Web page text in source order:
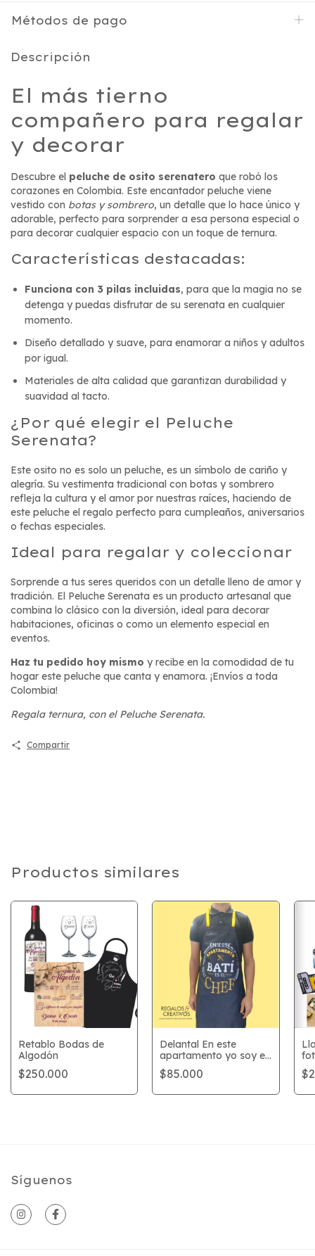
Métodos de pago
Descripción
El más tierno
compañero para regalar
y decorar
Descubre el peluche de osito serenatero que robó los
corazones en Colombia. Este encantador peluche viene
vestido con botas y sombrero, un detalle que lo hace único y
adorable, perfecto para sorprender a esa persona especial o
para decorar cualquier espacio con un toque de ternura.
Características destacadas:
Funciona con 3 pilas incluidas, para que la magia no se
detenga y puedas disfrutar de su serenata en cualquier
momento.
Diseño detallado y suave, para enamorar a niños y adultos
por igual.
Materiales de alta calidad que garantizan durabilidad y
suavidad al tacto.
¿Por qué elegir el Peluche
Serenata?
Este osito no es solo un peluche, es un símbolo de cariño y
alegría. Su vestimenta tradicional con botas y sombrero
refleja la cultura y el amor por nuestras raíces, haciendo de
este peluche el regalo perfecto para cumpleaños, aniversarios
o fechas especiales.
Ideal para regalar y coleccionar
Sorprende a tus seres queridos con un detalle lleno de amor y
tradición. El Peluche Serenata es un producto artesanal que
combina lo clásico con la diversión, ideal para decorar
habitaciones, oficinas o como un elemento especial en
eventos.
Haz tu pedido hoy mismo y recibe en la comodidad de tu
hogar este peluche que canta y enamora. ¡Envíos a toda
Colombia!
Regala ternura, con el Peluche Serenata.
Compartir
Productos similares
Retablo Bodas de
Algodón
$250.000
Delantal En este
apartamento yo soy el
chef
$85.000
Síguenos